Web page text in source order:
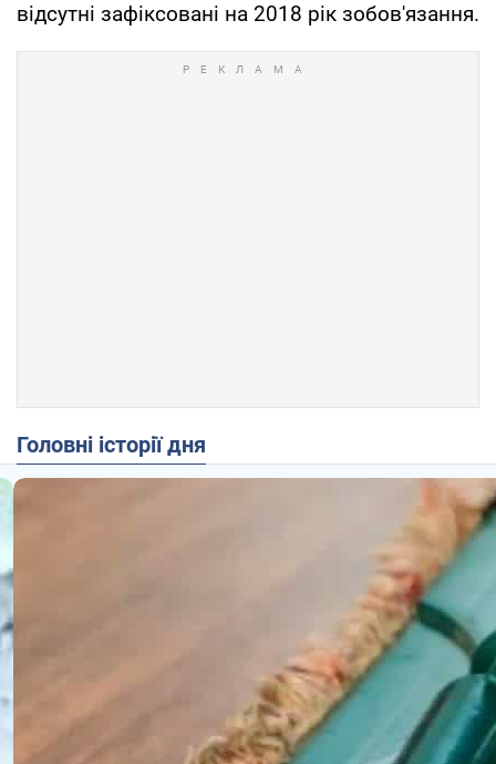
відсутні зафіксовані на 2018 рік зобов'язання.
Головні історії дня